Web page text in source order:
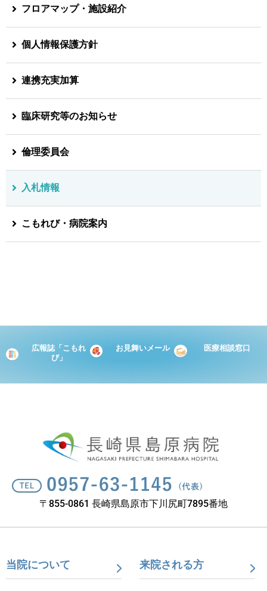
フロアマップ・施設紹介
個人情報保護方針
連携充実加算
臨床研究等のお知らせ
倫理委員会
入札情報
こもれび・病院案内
広報誌「こもれ
び」
お見舞いメール 医療相談窓口
〒855-0861 長崎県島原市下川尻町7895番地
当院について 来院される方